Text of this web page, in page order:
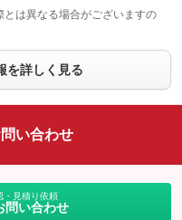
：装備あり
フロントカメラ
：装備なし
：装備あり
ルーフレール
：装備あり
：装備なし
は異なる場合がございますの
を詳しく見る
い合わせ
・見積り依頼
問い合わせ